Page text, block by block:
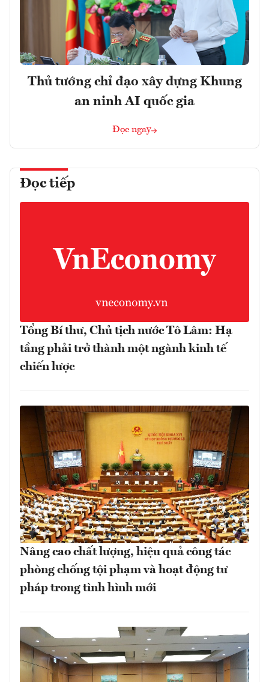
Thủ tướng chỉ đạo xây dựng Khung
an ninh AI quốc gia
Đọc ngay
Đọc tiếp
Tổng Bí thư, Chủ tịch nước Tô Lâm: Hạ
tầng phải trở thành một ngành kinh tế
chiến lược
Nâng cao chất lượng, hiệu quả công tác
phòng chống tội phạm và hoạt động tư
pháp trong tình hình mới